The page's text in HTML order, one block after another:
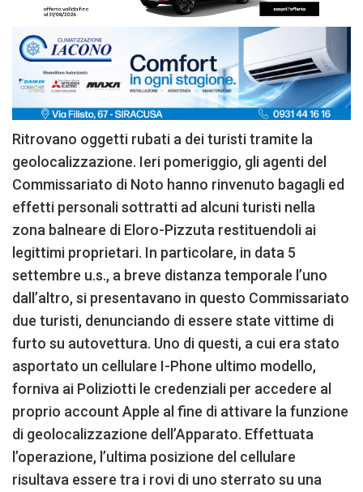
Ritrovano oggetti rubati a dei turisti tramite la
geolocalizzazione. Ieri pomeriggio, gli agenti del
Commissariato di Noto hanno rinvenuto bagagli ed
effetti personali sottratti ad alcuni turisti nella
zona balneare di Eloro-Pizzuta restituendoli ai
legittimi proprietari. In particolare, in data 5
settembre u.s., a breve distanza temporale l’uno
dall’altro, si presentavano in questo Commissariato
due turisti, denunciando di essere state vittime di
furto su autovettura. Uno di questi, a cui era stato
asportato un cellulare I-Phone ultimo modello,
forniva ai Poliziotti le credenziali per accedere al
proprio account Apple al fine di attivare la funzione
di geolocalizzazione dell’Apparato. Effettuata
l’operazione, l’ultima posizione del cellulare
risultava essere tra i rovi di uno sterrato su una